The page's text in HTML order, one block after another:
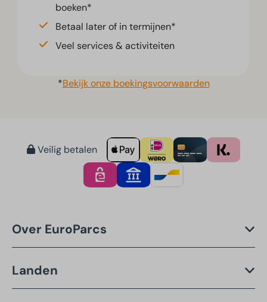
boeken*
Betaal later of in termijnen*
Veel services & activiteiten
*Bekijk onze boekingsvoorwaarden
Veilig betalen
Over EuroParcs
Landen